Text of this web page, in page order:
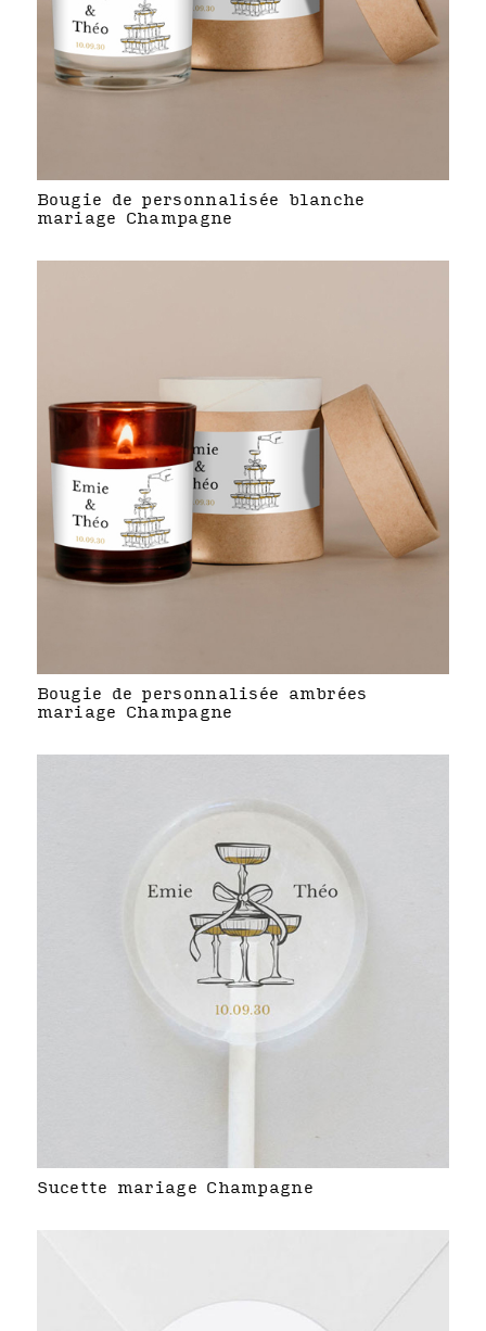
Bougie de personnalisée blanche
mariage Champagne
Bougie de personnalisée ambrées
mariage Champagne
Sucette mariage Champagne